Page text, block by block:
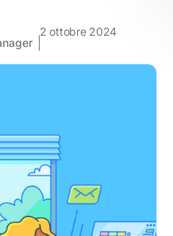
2 ottobre 2024